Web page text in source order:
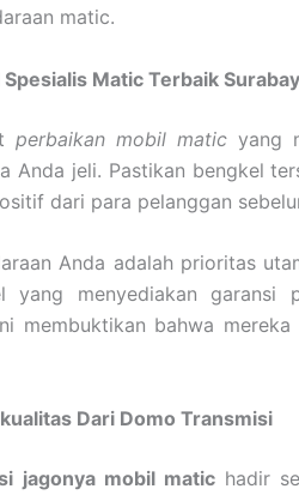
matic.
Matic Terbaik
perbaikan mobil maticyang
Anda jeli. Pastikan bengkel
dari para pelanggan
Anda adalah prioritas
yang menyediakan garansi
membuktikan bahwa
Dari Domo Transmisi
jagonya mobil matic hadir